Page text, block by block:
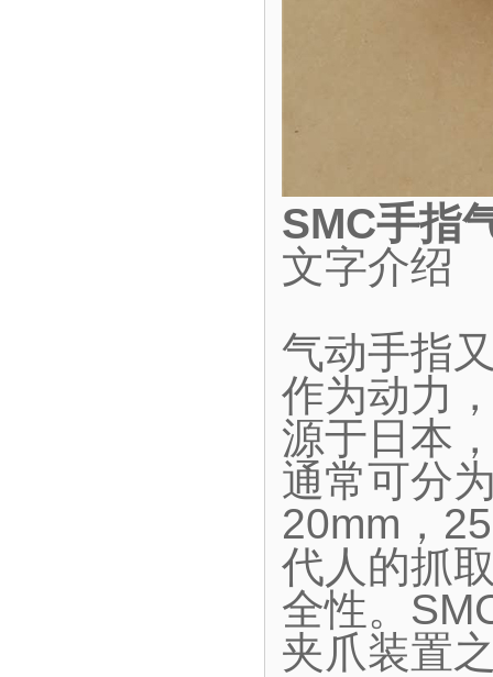
SMC手指
文字介绍
气动手指
作为动力
源于日本
通常可分
20mm，
代人的抓
全性。
夹爪装置